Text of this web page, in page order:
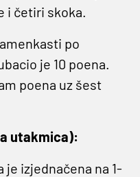
i četiri skoka.
po
je 10 poena.
poena uz šest
utakmica):
je izjednačena na 1-